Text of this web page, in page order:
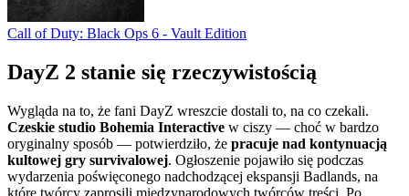
Call of Duty: Black Ops 6 - Vault Edition
DayZ 2 stanie się rzeczywistością
Wygląda na to, że fani DayZ wreszcie dostali to, na co czekali.
Czeskie studio Bohemia Interactive w ciszy — choć w bardzo
oryginalny sposób — potwierdziło, że pracuje nad kontynuacją
kultowej gry survivalowej. Ogłoszenie pojawiło się podczas
wydarzenia poświęconego nadchodzącej ekspansji Badlands, na
które twórcy zaprosili międzynarodowych twórców treści. Po